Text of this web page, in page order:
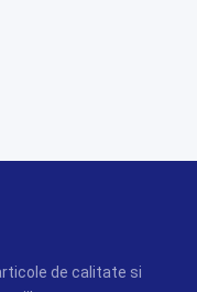
de calitate si